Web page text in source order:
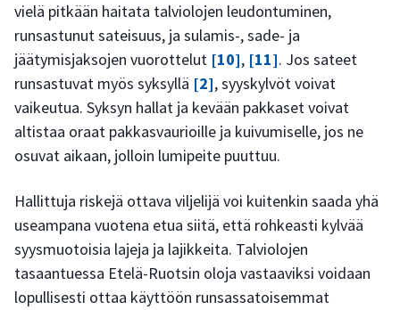
vielä pitkään haitata talviolojen leudontuminen,
runsastunut sateisuus, ja sulamis-, sade- ja
jäätymisjaksojen vuorottelut [10], [11]. Jos sateet
runsastuvat myös syksyllä [2], syyskylvöt voivat
vaikeutua. Syksyn hallat ja kevään pakkaset voivat
altistaa oraat pakkasvaurioille ja kuivumiselle, jos ne
osuvat aikaan, jolloin lumipeite puuttuu.
Hallittuja riskejä ottava viljelijä voi kuitenkin saada yhä
useampana vuotena etua siitä, että rohkeasti kylvää
syysmuotoisia lajeja ja lajikkeita. Talviolojen
tasaantuessa Etelä-Ruotsin oloja vastaaviksi voidaan
lopullisesti ottaa käyttöön runsassatoisemmat